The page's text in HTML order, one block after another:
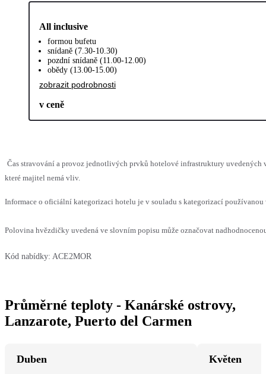
All inclusive
formou bufetu
snídaně (7.30-10.30)
pozdní snídaně (11.00-12.00)
obědy (13.00-15.00)
zobrazit podrobnosti
v ceně
Čas stravování a provoz jednotlivých prvků hotelové infrastruktury uvedených
které majitel nemá vliv.
Informace o oficiální kategorizaci hotelu je v souladu s kategorizací
Polovina hvězdičky uvedená ve slovním popisu může označovat
Kód nabídky: ACE2MOR
Průměrné teploty - Kanárské ostrovy,
Lanzarote, Puerto del Carmen
Duben
Květen